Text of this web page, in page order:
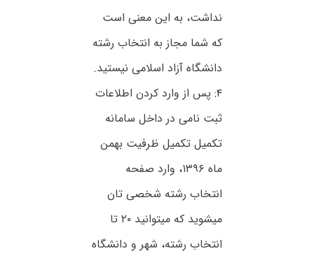
نداشت، به این معنی است
که شما مجاز به انتخاب رشته
دانشگاه آزاد اسلامی نیستید.
۴: پس از وارد کردن اطلاعات
ثبت نامی در داخل سامانه
تکمیل تکمیل ظرفیت بهمن
ماه ۱۳۹۶، وارد صفحه
انتخاب رشته شخصی تان
میشوید که میتوانید ۲۰ تا
انتخاب رشته، شهر و دانشگاه